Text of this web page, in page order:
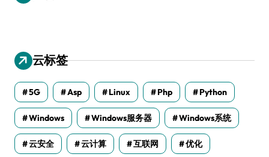
云标签
5G Asp Linux Php Python
Windows Windows服务器 Windows系统
云安全 云计算 互联网 优化